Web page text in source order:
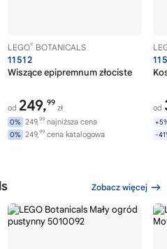
LEGO® BOTANICALS
11512
Wiszące epipremnum złociste
od 249,99
zł
0% 249,99 najniższa cena
0% 249,99 cena katalogowa
od
-
Zobacz więcej